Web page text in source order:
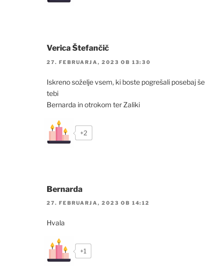
Verica Štefančič
27. FEBRUARJA, 2023 OB 13:30
Iskreno soželje vsem, ki boste pogrešali posebaj še
tebi
Bernarda in otrokom ter Zaliki
+2
Bernarda
27. FEBRUARJA, 2023 OB 14:12
Hvala
+1